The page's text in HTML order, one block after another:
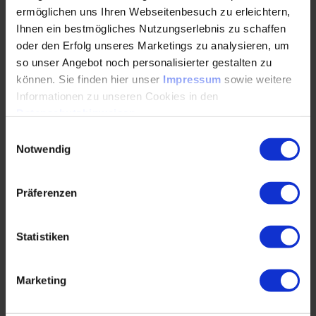
ermöglichen uns Ihren Webseitenbesuch zu erleichtern,
Ihnen ein bestmögliches Nutzungserlebnis zu schaffen
oder den Erfolg unseres Marketings zu analysieren, um
so unser Angebot noch personalisierter gestalten zu
können. Sie finden hier unser Impressum sowie weitere
Informationen zu unseren Cookies in den
Notwendig
Präferenzen
Statistiken
Marketing
Benchmarks in Leistungsdichte und Effizienz
setzen
27.04.2023
Benchmarks in Leistungsdichte und Effizienz
setzen (Düsseldorf, 27.4.2023) Alexander Krick,
Transmission bei…
WEITERLESEN